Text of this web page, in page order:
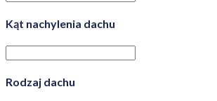
Kąt nachylenia dachu
Rodzaj dachu